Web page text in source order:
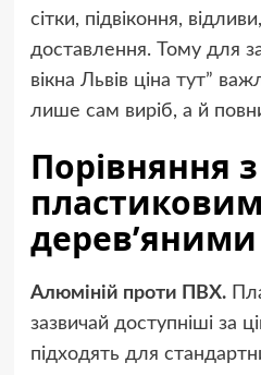
сітки, підвіконня,
доставлення. Тому для
вікна Львів ціна тут”
лише сам виріб, а й
Порівняння з
Алюміній проти ПВХ.
зазвичай доступніші за
підходять для